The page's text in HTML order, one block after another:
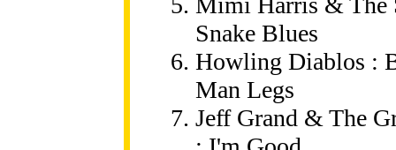
Snake Blues
Howling Diablos :
Man Legs
Jeff Grand & The